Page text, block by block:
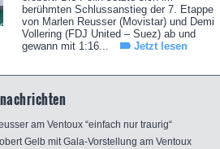
berühmten Schlussanstieg der 7. Etappe
von Marlen Reusser (Movistar) und Demi
Vollering (FDJ United – Suez) ab und
gewann mit 1:16...
Jetzt lesen
am Ventoux “einfach nur traurig“
Gelb mit Gala-Vorstellung am Ventoux